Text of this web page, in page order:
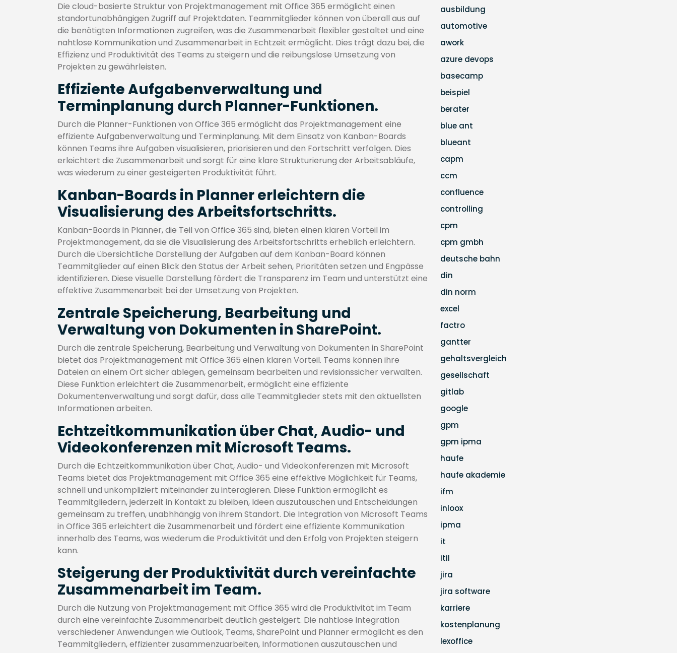
Die cloud-basierte Struktur von Projektmanagement mit Office 365 ermöglicht einen
standortunabhängigen Zugriff auf Projektdaten. Teammitglieder können von überall aus auf
die benötigten Informationen zugreifen, was die Zusammenarbeit flexibler gestaltet und eine
nahtlose Kommunikation und Zusammenarbeit in Echtzeit ermöglicht. Dies trägt dazu bei, die
Effizienz und Produktivität des Teams zu steigern und die reibungslose Umsetzung von
Projekten zu gewährleisten.
Effiziente Aufgabenverwaltung und
Terminplanung durch Planner-Funktionen.
Durch die Planner-Funktionen von Office 365 ermöglicht das Projektmanagement eine
effiziente Aufgabenverwaltung und Terminplanung. Mit dem Einsatz von Kanban-Boards
können Teams ihre Aufgaben visualisieren, priorisieren und den Fortschritt verfolgen. Dies
erleichtert die Zusammenarbeit und sorgt für eine klare Strukturierung der Arbeitsabläufe,
was wiederum zu einer gesteigerten Produktivität führt.
Kanban-Boards in Planner erleichtern die
Visualisierung des Arbeitsfortschritts.
Kanban-Boards in Planner, die Teil von Office 365 sind, bieten einen klaren Vorteil im
Projektmanagement, da sie die Visualisierung des Arbeitsfortschritts erheblich erleichtern.
Durch die übersichtliche Darstellung der Aufgaben auf dem Kanban-Board können
Teammitglieder auf einen Blick den Status der Arbeit sehen, Prioritäten setzen und Engpässe
identifizieren. Diese visuelle Darstellung fördert die Transparenz im Team und unterstützt eine
effektive Zusammenarbeit bei der Umsetzung von Projekten.
Zentrale Speicherung, Bearbeitung und
Verwaltung von Dokumenten in SharePoint.
Durch die zentrale Speicherung, Bearbeitung und Verwaltung von Dokumenten in SharePoint
bietet das Projektmanagement mit Office 365 einen klaren Vorteil. Teams können ihre
Dateien an einem Ort sicher ablegen, gemeinsam bearbeiten und revisionssicher verwalten.
Diese Funktion erleichtert die Zusammenarbeit, ermöglicht eine effiziente
Dokumentenverwaltung und sorgt dafür, dass alle Teammitglieder stets mit den aktuellsten
Informationen arbeiten.
Echtzeitkommunikation über Chat, Audio- und
Videokonferenzen mit Microsoft Teams.
Durch die Echtzeitkommunikation über Chat, Audio- und Videokonferenzen mit Microsoft
Teams bietet das Projektmanagement mit Office 365 eine effektive Möglichkeit für Teams,
schnell und unkompliziert miteinander zu interagieren. Diese Funktion ermöglicht es
Teammitgliedern, jederzeit in Kontakt zu bleiben, Ideen auszutauschen und Entscheidungen
gemeinsam zu treffen, unabhhängig von ihrem Standort. Die Integration von Microsoft Teams
in Office 365 erleichtert die Zusammenarbeit und fördert eine effiziente Kommunikation
innerhalb des Teams, was wiederum die Produktivität und den Erfolg von Projekten steigern
kann.
Steigerung der Produktivität durch vereinfachte
Zusammenarbeit im Team.
Durch die Nutzung von Projektmanagement mit Office 365 wird die Produktivität im Team
durch eine vereinfachte Zusammenarbeit deutlich gesteigert. Die nahtlose Integration
verschiedener Anwendungen wie Outlook, Teams, SharePoint und Planner ermöglicht es den
Teammitgliedern, effizienter zusammenzuarbeiten, Informationen auszutauschen und
ausbildung
automotive
awork
azure devops
basecamp
beispiel
berater
blue ant
blueant
capm
ccm
confluence
controlling
cpm
cpm gmbh
deutsche bahn
din
din norm
excel
factro
gantter
gehaltsvergleich
gesellschaft
gitlab
google
gpm
gpm ipma
haufe
haufe akademie
ifm
inloox
ipma
it
itil
jira
jira software
karriere
kostenplanung
lexoffice